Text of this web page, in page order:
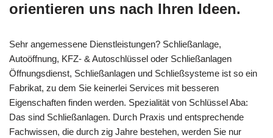
orientieren uns nach Ihren Ideen.
Sehr angemessene Dienstleistungen? Schließanlage,
Autoöffnung, KFZ- & Autoschlüssel oder Schließanlagen
Öffnungsdienst, Schließanlagen und Schließsysteme ist so ein
Fabrikat, zu dem Sie keinerlei Services mit besseren
Eigenschaften finden werden. Spezialität von Schlüssel Aba:
Das sind Schließanlagen. Durch Praxis und entsprechende
Fachwissen, die durch zig Jahre bestehen, werden Sie nur